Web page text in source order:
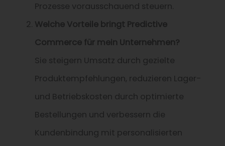
Prozesse vorausschauend steuern.
Welche Vorteile bringt Predictive
Commerce für mein Unternehmen?
Sie steigern Umsatz durch gezielte
Produktempfehlungen, reduzieren Lager-
und Betriebskosten durch optimierte
Bestellungen und verbessern die
Kundenbindung mit personalisierten